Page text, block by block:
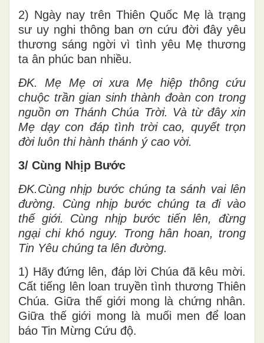
2) Ngày nay trên Thiên Quốc Mẹ là trạng
sư uy nghi thông ban ơn cứu đời đây yêu
thương sáng ngời vì tình yêu Mẹ thương
ta ân phúc ban nhiều.
ĐK. Mẹ Mẹ ơi xưa Mẹ hiệp thông cứu
chuộc trần gian sinh thành đoàn con trong
nguồn ơn Thánh Chúa Trời. Và từ đây xin
Mẹ dạy con đáp tình trời cao, quyết trọn
đời luôn thi hành thánh ý cao vời.
3/ Cùng Nhịp Bước
ĐK.Cùng nhịp bước chúng ta sánh vai lên
đường. Cùng nhịp bước chúng ta đi vào
thế giới. Cùng nhịp bước tiến lên, đừng
ngại chi khó nguy. Trong hân hoan, trong
Tin Yêu chúng ta lên đường.
1) Hãy đứng lên, đáp lời Chúa đã kêu mời.
Cất tiếng lên loan truyền tình thương Thiên
Chúa. Giữa thế giới mong là chứng nhân.
Giữa thế giới mong là muối men để loan
báo Tin Mừng Cứu độ.